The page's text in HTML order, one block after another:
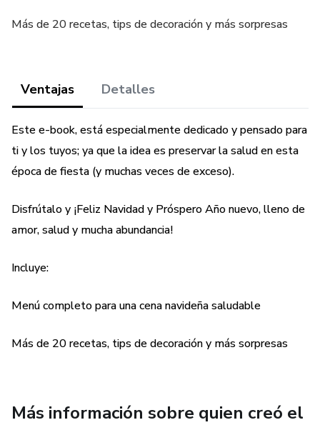
Más de 20 recetas, tips de decoración y más sorpresas
Ventajas Detalles
Este e-book, está especialmente dedicado y pensado para
ti y los tuyos; ya que la idea es preservar la salud en esta
época de fiesta (y muchas veces de exceso).
Disfrútalo y ¡Feliz Navidad y Próspero Año nuevo, lleno de
amor, salud y mucha abundancia!
Incluye:
Menú completo para una cena navideña saludable
Más de 20 recetas, tips de decoración y más sorpresas
Más información sobre quien creó el